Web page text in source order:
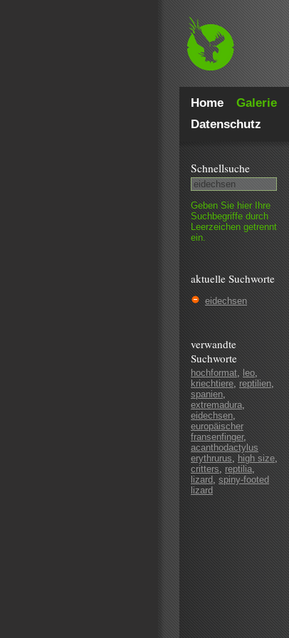
Home Galerie
Datenschutz
Schnell­suche
Geben Sie hier Ihre
Such­begriffe durch
Leer­zeichen getrennt
ein.
aktuelle Suchworte
eidechsen
verwandte
Suchworte
hochformat, leo,
kriechtiere, reptilien,
spanien,
extremadura,
eidechsen,
europäischer
fransenfinger,
acanthodactylus
erythrurus, high size,
critters, reptilia,
lizard, spiny-footed
lizard